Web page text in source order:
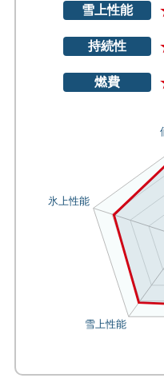
雪上性能
持続性
燃費